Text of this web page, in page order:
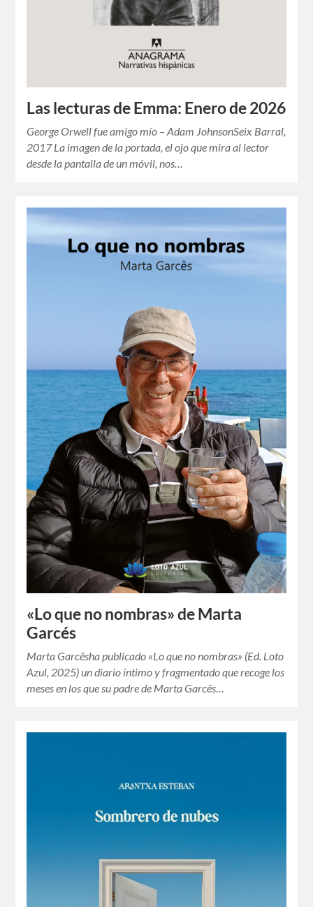
Las lecturas de Emma: Enero de 2026
George Orwell fue amigo mío – Adam JohnsonSeix Barral,
2017 La imagen de la portada, el ojo que mira al lector
desde la pantalla de un móvil, nos…
«Lo que no nombras» de Marta
Garcés
Marta Garcêsha publicado «Lo que no nombras» (Ed. Loto
Azul, 2025) un diario íntimo y fragmentado que recoge los
meses en los que su padre de Marta Garcês…